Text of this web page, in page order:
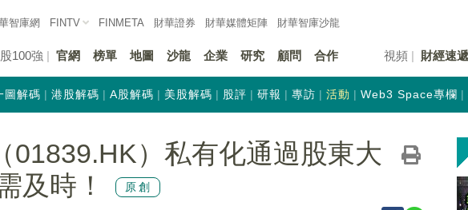
智庫網 FINTV FINMETA 財華證券 財華媒體矩陣 財華智庫沙龍
100強 官網 榜單 地圖 沙龍 企業 研究 顧問 合作 視頻 財經速遞
圖解碼 港股解碼 A股解碼 美股解碼 股評 研報 專訪 活動 Web3 Space專欄
01839.HK）私有化通過股東大
及時！
原創